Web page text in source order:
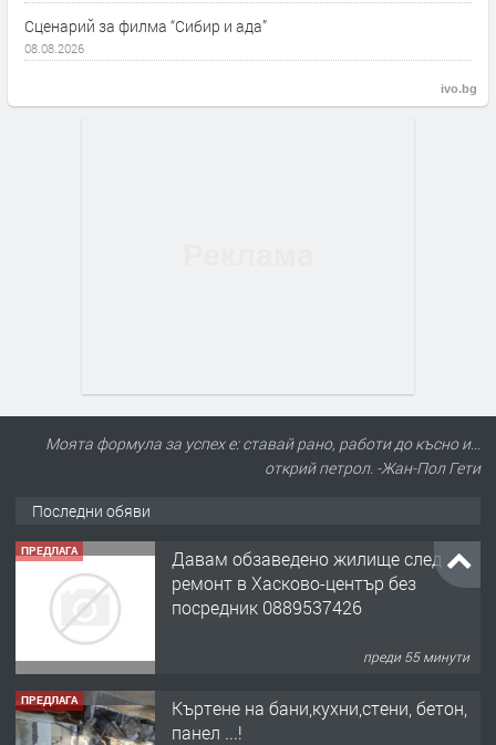
Сценарий за филма “Сибир и ада”
08.08.2026
ivo.bg
Моята формула за успех е: ставай рано, работи до късно и...
открий петрол. -Жан-Пол Гети
Последни обяви
ПРЕДЛАГА
Давам обзаведено жилище след
ремонт в Хасково-център без
посредник 0889537426
преди 55 минути
ПРЕДЛАГА
Къртене на бани,кухни,стени, бетон,
панел ...!